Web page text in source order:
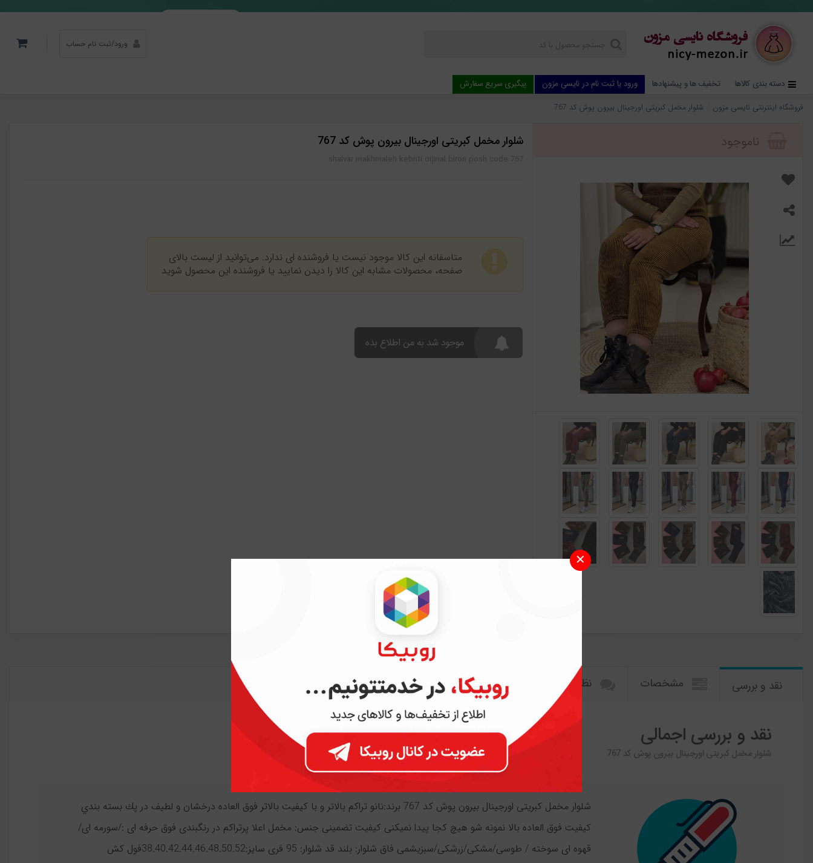
ورود/ثبت نام حساب
دسته بندی کالاها تخفیف ها و پیشنهادها ورود یا ثبت نام در نایسی مزون پیگیری سریع سفارش
فروشگاه اینترنتی نایسی مزون شلوار مخمل کبریتی اورجينال بیرون پوش کد 767
ناموجود شلوار مخمل کبریتی اورجينال بیرون پوش کد 767
متاسفانه این کالا موجود نیست یا فروشنده ای ندارد. می‌توانید از لیست بالای
صفحه، محصولات مشابه این کالا را دیدن نمایید یا فروشنده این محصول شوید
موجود شد به من اطلاع بده
نقد و بررسی مشخصات نظرات کاربران پرسش و پاسخ
نقد و بررسی اجمالی
شلوار مخمل کبریتی اورجينال بیرون پوش کد 767
شلوار مخمل کبریتی اورجينال بیرون پوش کد 767 برند:نانو تراکم بالاتر و با کیفیت بالاتر فوق العاده درخشان و لطیف در پك بسته بندي
کیفیت فوق العاده بالا نمونه شو هیچ کجا پیدا نمیکنی کیفیت تضمینی جنس: مخمل اعلا پرتراکم در رنگبندی فوق حرفه ای :/سورمه ای/
قهوه ای سوخته / طوسی/مشکی/زرشکی/سبزیشمی فاق شلوار: بلند قد شلوار: 95 فری سایز:38.40.42.44.46.48.50.52فول کش
✕